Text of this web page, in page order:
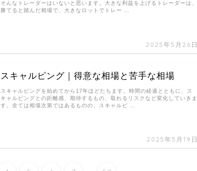
2025年5月26日
そんなトレーダーはいないと思います。大きな利益を上げるトレーダーは、
勝てると踏んだ相場で、大きなロットでトレー …
スキャルピング｜得意な相場と苦手な相場
2025年5月19日
スキャルピングを始めてから17年ほどたちます。時間の経過とともに、ス
キャルピングとの距離感、期待するもの、取れるリスクなど変化していきま
す。全ては相場次第ではあるものの、スキャルピ …
...